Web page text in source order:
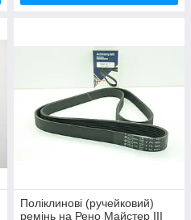
Поліклинові (ручейковий)
ремінь на Рено Майстер III